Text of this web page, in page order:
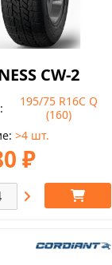
CW-2
195/75 R16С Q
(160)
>4 шт.
₽